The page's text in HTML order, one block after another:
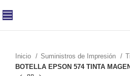
Inicio Suministros de Impresión
BOTELLA EPSON 574 TINTA